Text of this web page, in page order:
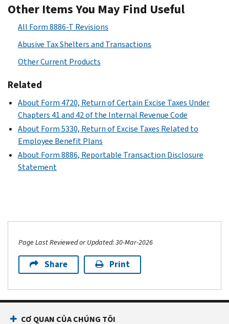
Other Items You May Find Useful
All Form 8886-T Revisions
Abusive Tax Shelters and Transactions
Other Current Products
Related
About Form 4720, Return of Certain Excise Taxes Under
Chapters 41 and 42 of the Internal Revenue Code
About Form 5330, Return of Excise Taxes Related to
Employee Benefit Plans
About Form 8886, Reportable Transaction Disclosure
Statement
Page Last Reviewed or Updated: 30-Mar-2026
Share Print
CƠ QUAN CỦA CHÚNG TÔI